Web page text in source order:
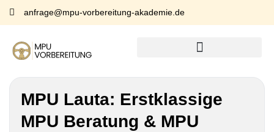
anfrage@mpu-vorbereitung-akademie.de
MPU Lauta: Erstklassige
MPU Beratung & MPU